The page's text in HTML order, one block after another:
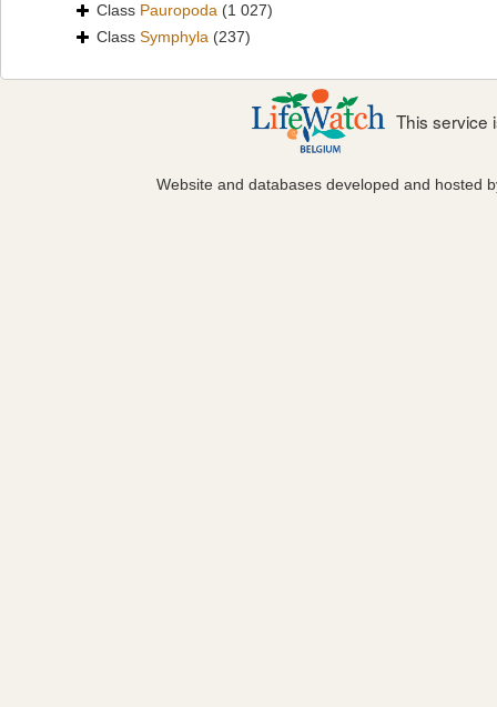
Class Pauropoda (1 027)
Class Symphyla (237)
This service
Website and databases developed and hosted